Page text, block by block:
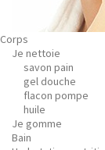
Corps
Je nettoie
savon pain
gel douche
flacon pompe
huile
Je gomme
Bain